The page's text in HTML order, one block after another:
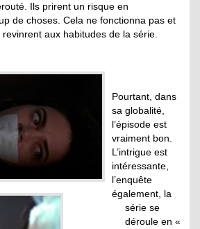
Ils prirent un risque en
de choses. Cela ne fonctionna pas et
aux habitudes de la série.
Pourtant, dans
sa globalité,
l’épisode est
vraiment bon.
L’intrigue est
intéressante,
l’enquête
également, la
série se
déroule en «